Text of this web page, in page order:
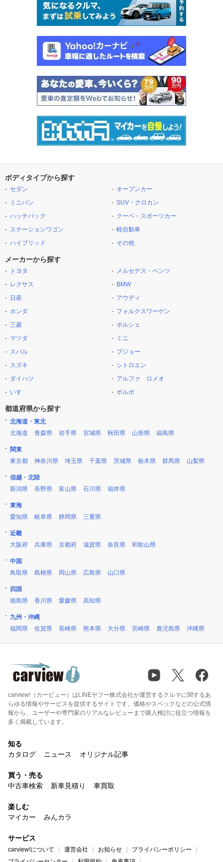
ボディタイプから探す
セダン
ミニバン
ハッチバック
ステーションワゴン
ハイブリッド
オープンカー
SUV・クロカン
クーペ・スポーツカー
軽自動車
その他
メーカーから探す
トヨタ
レクサス
日産
ホンダ
三菱
マツダ
スバル
スズキ
ダイハツ
いすゞ
メルセデス・ベンツ
BMW
アウディ
フォルクスワーゲン
ポルシェ
ミニ
プジョー
シトロエン
アルファ ロメオ
ボルボ
都道府県から探す
北海道・東北
北海道
青森県 岩手県 宮城県 秋田県 山形県 福島県
関東
東京都
神奈川県 埼玉県 千葉県 茨城県 栃木県 群馬県 山梨県
信越・北陸
新潟県
長野県 富山県 石川県 福井県
東海
愛知県
岐阜県 静岡県 三重県
近畿
大阪府
兵庫県 京都府 滋賀県 奈良県 和歌山県
中国
鳥取県
島根県 岡山県 広島県 山口県
四国
徳島県
香川県 愛媛県 高知県
九州・沖縄
福岡県
佐賀県 長崎県 熊本県 大分県 宮崎県 鹿児島県 沖縄県
carview!（カービュー）はLINEヤフー株式会社が運営するクルマに関するあ
らゆる情報やサービスを提供するサイトです。価格やスペックなどの公式情
報から、ユーザーや専門家のリアルなレビューまで購入検討に役立つ情報を
多く掲載しています。
知る
カタログ
ニュース オリジナル記事
買う・売る
中古車検索
新車見積り 車買取
楽しむ
マイカー
みんカラ
サービス
carview!について 運営会社 お知らせ
プライバシーポリシー